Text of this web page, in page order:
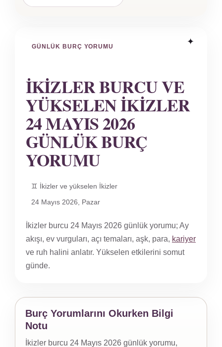
GÜNLÜK BURÇ YORUMU
İKIZLER BURCU VE
YÜKSELEN İKIZLER
24 MAYIS 2026
GÜNLÜK BURÇ
YORUMU
♊ İkizler ve yükselen İkizler
24 Mayıs 2026, Pazar
İkizler burcu 24 Mayıs 2026 günlük yorumu; Ay
akışı, ev vurguları, açı temaları, aşk, para, kariyer
ve ruh halini anlatır. Yükselen etkilerini somut
günde.
Burç Yorumlarını Okurken Bilgi
Notu
İkizler burcu 24 Mayıs 2026 günlük yorumu,